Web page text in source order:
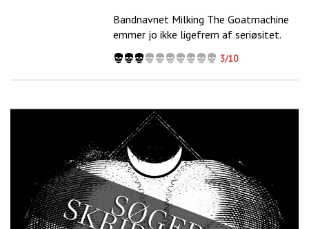
Bandnavnet Milking The Goatmachine
emmer jo ikke ligefrem af seriøsitet.
3/10